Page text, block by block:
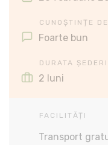
CUNOȘTINȚE
Foarte bun
DURATA
2 luni
FACILITĂȚI
Transport